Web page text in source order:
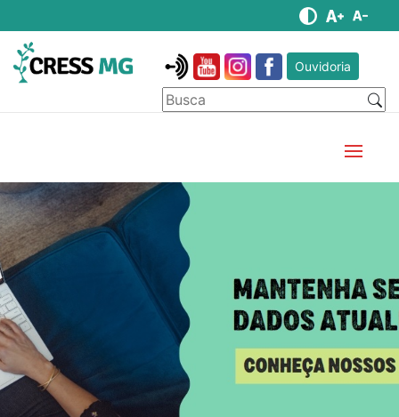
Ouvidoria